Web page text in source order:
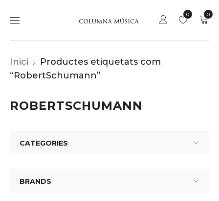
0
0
Inici
Productes etiquetats com
“RobertSchumann”
ROBERTSCHUMANN
CATEGORIES
BRANDS